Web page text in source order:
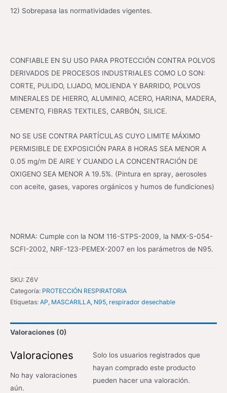
12) Sobrepasa las normatividades vigentes.
CONFIABLE EN SU USO PARA PROTECCIÓN CONTRA POLVOS
DERIVADOS DE PROCESOS INDUSTRIALES COMO LO SON:
CORTE, PULIDO, LIJADO, MOLIENDA Y BARRIDO, POLVOS
MINERALES DE HIERRO, ALUMINIO, ACERO, HARINA, MADERA,
CEMENTO, FIBRAS TEXTILES, CARBÓN, SILICE.
NO SE USE CONTRA PARTÍCULAS CUYO LIMITE MÁXIMO
PERMISIBLE DE EXPOSICIÓN PARA 8 HORAS SEA MENOR A
0.05 mg/m DE AIRE Y CUANDO LA CONCENTRACIÓN DE
OXIGENO SEA MENOR A 19.5%. (Pintura en spray, aerosoles
con aceite, gases, vapores orgánicos y humos de fundiciones)
NORMA: Cumple con la NOM 116-STPS-2009, la NMX-S-054-
SCFI-2002, NRF-123-PEMEX-2007 en los parámetros de N95.
SKU: Z6V
Categoría: PROTECCIÓN RESPIRATORIA
Etiquetas: AP, MASCARILLA, N95, respirador desechable
Valoraciones (0)
Valoraciones
No hay valoraciones
aún.
Solo los usuarios registrados que
hayan comprado este producto
pueden hacer una valoración.